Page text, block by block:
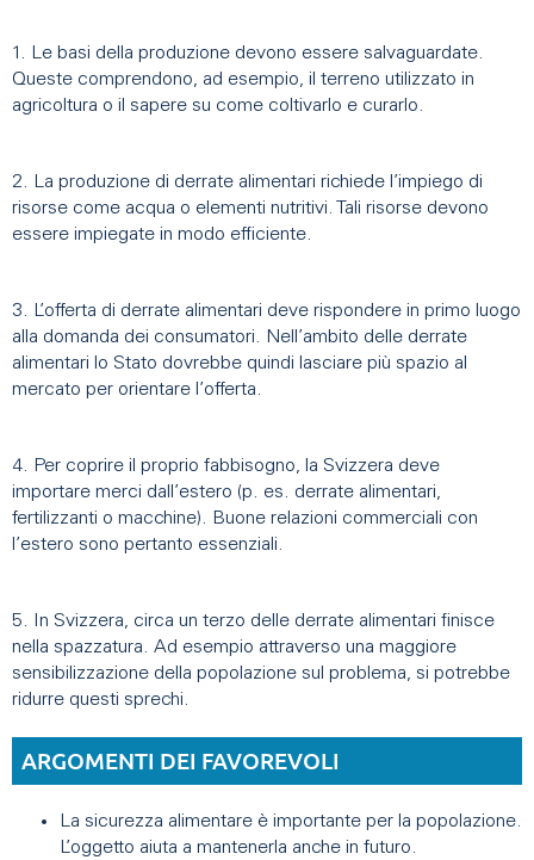
1. Le basi della produzione devono essere salvaguardate.
Queste comprendono, ad esempio, il terreno utilizzato in
agricoltura o il sapere su come coltivarlo e curarlo.
2. La produzione di derrate alimentari richiede l’impiego di
risorse come acqua o elementi nutritivi. Tali risorse devono
essere impiegate in modo efficiente.
3. L’offerta di derrate alimentari deve rispondere in primo luogo
alla domanda dei consumatori. Nell’ambito delle derrate
alimentari lo Stato dovrebbe quindi lasciare più spazio al
mercato per orientare l’offerta.
4. Per coprire il proprio fabbisogno, la Svizzera deve
importare merci dall’estero (p. es. derrate alimentari,
fertilizzanti o macchine). Buone relazioni commerciali con
l’estero sono pertanto essenziali.
5. In Svizzera, circa un terzo delle derrate alimentari finisce
nella spazzatura. Ad esempio attraverso una maggiore
sensibilizzazione della popolazione sul problema, si potrebbe
ridurre questi sprechi.
ARGOMENTI DEI FAVOREVOLI
La sicurezza alimentare è importante per la popolazione.
L’oggetto aiuta a mantenerla anche in futuro.